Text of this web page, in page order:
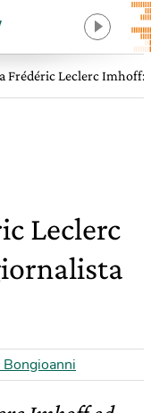
Frédéric Leclerc
Leclerc